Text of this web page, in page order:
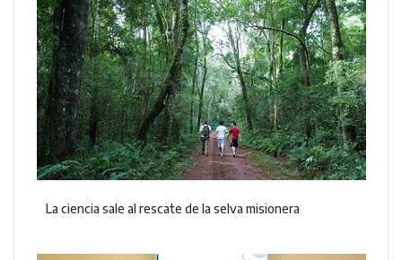
La ciencia sale al rescate de la selva misionera